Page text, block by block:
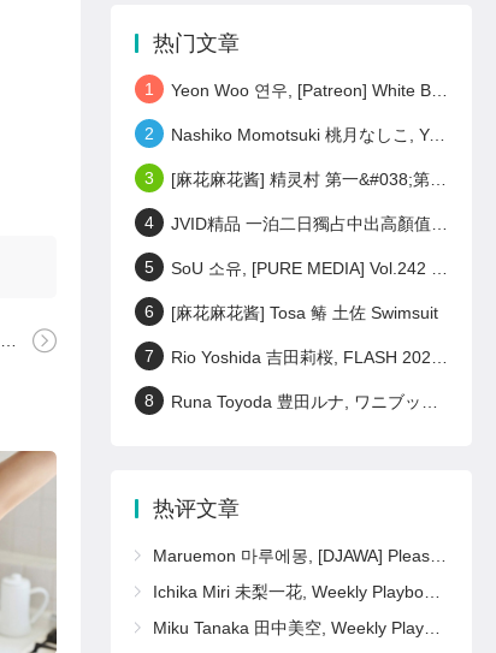
热门文章
1 Yeon Woo 연우, [Patreon] White Bodysuit Set.02
2 Nashiko Momotsuki 桃月なしこ, Young Magazine 2023 No.28 (ヤングマガジン 2023年28号)
3 [麻花麻花酱] 精灵村 第一&#038;第三村人 Elf Village
4 JVID精品 一泊二日獨占中出高顏值美女偷情之旅 激戰泡溫泉SEX啪啪啪! Set.02
5 SoU 소유, [PURE MEDIA] Vol.242 누드 디지털화보 Set.01
6 [麻花麻花酱] Tosa 䲠 土佐 Swimsuit
7 Rio Yoshida 吉田莉桜, FLASH 2023.06.27 (フラッシュ 2023年6月27日号)
8 Runa Toyoda 豊田ルナ, ワニブックス デジタル写真集 『 君の笑顔が好きなんだ 』 Set.01
热评文章
Maruemon 마루에몽, [DJAWA] Please Sister Pearl
Ichika Miri 未梨一花, Weekly Playboy 2025 No.16 (週刊プレイボーイ 2025年16号)
Miku Tanaka 田中美空, Weekly Playboy 2025 No.16 (週刊プレイボーイ 2025年16号)